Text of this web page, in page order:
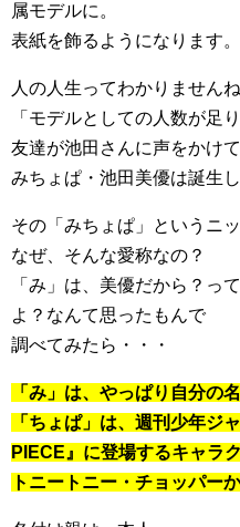
属モデルに。
表紙を飾るようになります。
人の人生ってわかりませんね
「モデルとしての人数が足
友達が池田さんに声をかけ
みちょぱ・池田美優は誕生
その「みちょぱ」というニッ
なぜ、そんな愛称なの？
「み」は、美優だから？っ
よ？なんて思ったもんで
調べてみたら・・・
「み」は、やっぱり自分の
「ちょぱ」は、週刊少年ジ
PIECE』に登場するキャラ
トニートニー・チョッパー